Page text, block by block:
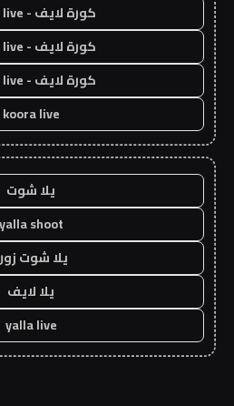
كورة لايف - koora live
كورة لايف - koora live
كورة لايف - koora live
koora live
يلا شوت
yalla shoot
يلا شوت
يلا لايف
yalla live